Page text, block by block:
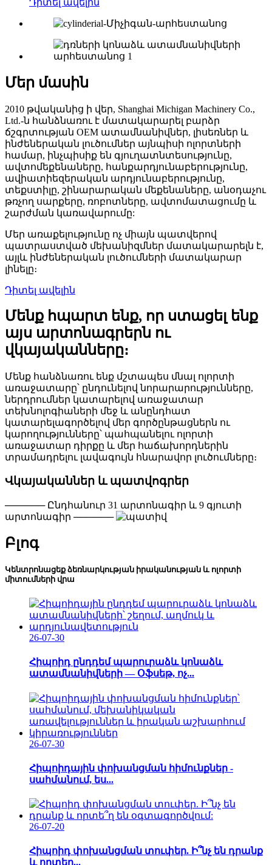
Մեր մասին
2010 թվականից ի վեր, Shanghai Michigan Machinery Co.,
Ltd.-ն հանձնառու է մատակարարել բարձր
ճշգրտության OEM ատամնանիվներ, լիսեռներ և
ինժեներական լուծումներ այնպիսի ոլորտների
համար, ինչպիսիք են գյուղատնտեսությունը,
ավտոմեքենաները, հանքարդյունաբերությունը,
ավիատիեզերական արդյունաբերությունը,
տեքստիլը, շինարարական մեքենաները, անօդաչու
թռչող սարքերը, ռոբոտները, ավտոմատացումը և
շարժման կառավարումը:
Մեր առաքելությունը ոչ միայն պատվերով
պատրաստված մեխանիզմներ մատակարարելն է,
այլև ինժեներական լուծումների մատակարար
լինելը։
Դիտել ավելին
Մենք հպարտ ենք, որ ստացել ենք
այս արտոնագրերն ու
վկայականները։
Մենք հանձնառու ենք մշտապես մնալ ոլորտի
առաջատարը՝ ընդունելով նորարարությունները,
ներդրումներ կատարելով առաջատար
տեխնոլոգիաների մեջ և անընդհատ
կատարելագործելով մեր գործընթացներն ու
կարողությունները՝ պահպանելու ոլորտի
առաջատար դիրքը և մեր հաճախորդներին
տրամադրելու լավագույն հնարավոր լուծումները։
Վկայականներ և պատվոգրեր
────── Ընդհանուր 31 արտոնագիր և 9 գյուտի
արտոնագիր ──────
Բլոգ
Կենտրոնացեք ձեռնարկության իրականության և ոլորտի
միտումների վրա
26-07-30
Հիպոիդ ընդդեմ պարուրաձև կոնաձև
ատամնանիվների — Օֆսեթ, ոչ...
26-07-30
Հիպոիդային փոխանցման հիմունքներ -
սահմանում, ես...
26-07-20
Հիպոիդ փոխանցման տուփեր. Ի՞նչ են դրանք
և որտեղ...